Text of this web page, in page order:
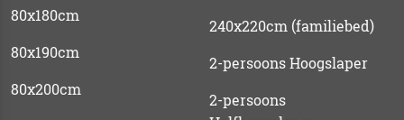
80x180cm
80x190cm
80x200cm
240x220cm (familiebed)
2-persoons Hoogslaper
2-persoons